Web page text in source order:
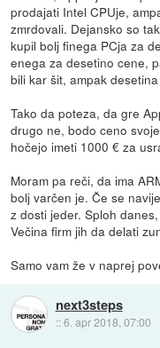
prodajati Intel CPUje,
zmrdovali. Dejansko so
kupil bolj finega PCja za
enega za desetino cene,
bili kar šit, ampak
Tako da poteza, da gre
drugo ne, bodo ceno
hočejo imeti 1000 € za
Moram pa reči, da ima
bolj varčen je. Če se
z dosti jeder. Sploh
Večina firm jih da delati
Samo vam že v naprej
next3steps
::6. apr 2018, 07:00